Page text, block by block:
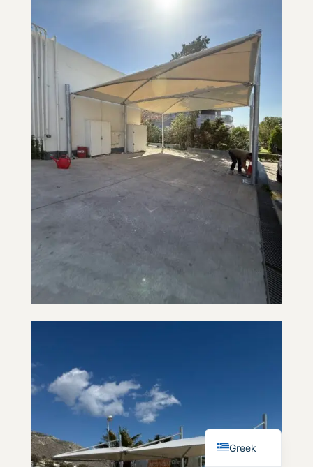
Greek
English